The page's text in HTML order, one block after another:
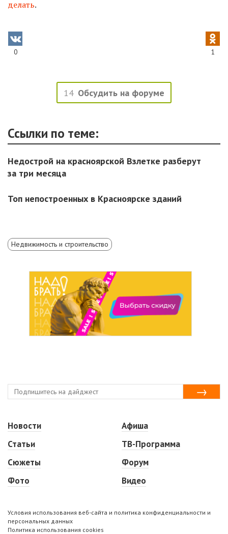
делать.
0 1
14 Обсудить на форуме
Ссылки по теме:
Недострой на красноярской Взлетке разберут
за три месяца
Топ непостроенных в Красноярске зданий
Недвижимость и строительство
Новости
Статьи
Сюжеты
Фото
Афиша
ТВ-Программа
Форум
Видео
Условия использования веб-сайта и политика конфиденциальности и
персональных данных
Политика использования cookies